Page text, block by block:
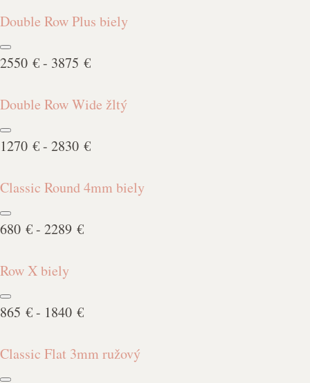
Double Row Plus biely
2550 € - 3875 €
Double Row Wide žltý
1270 € - 2830 €
Classic Round 4mm biely
680 € - 2289 €
Row X biely
865 € - 1840 €
Classic Flat 3mm ružový